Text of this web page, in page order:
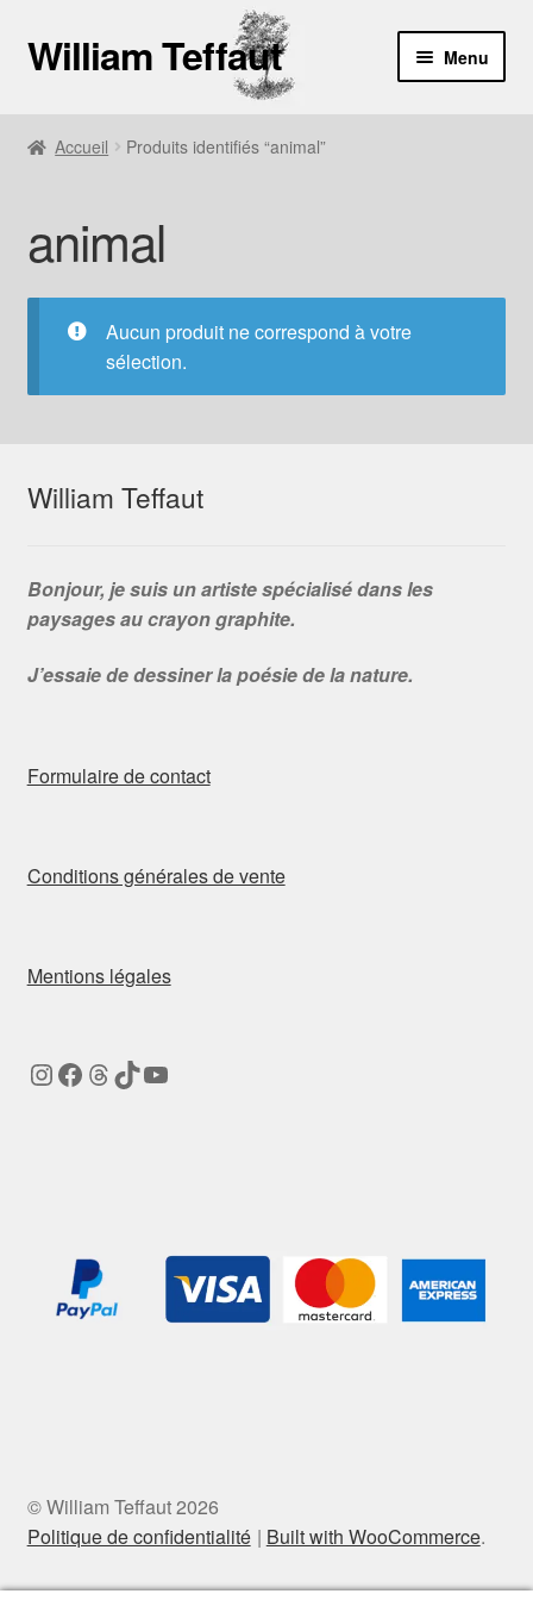
Aller
à
navigation
Aller
au
William Teffaut Menu
Contact
Accueil Produits identifiés “animal”
animal
Aucun produit ne correspond à votre
sélection.
William Teffaut
Bonjour, je suis un artiste spécialisé dans les
paysages au crayon graphite.
J’essaie de dessiner la poésie de la nature.
Formulaire de contact
Conditions générales de vente
Mentions légales
Instagram
Facebook
Threads
TikTok
YouTube
© William Teffaut 2026
Politique de confidentialité
Built with WooCommerce.